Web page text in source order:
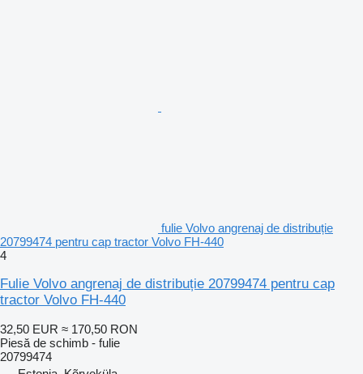
fulie Volvo angrenaj de distribuție
20799474 pentru cap tractor Volvo FH-440
4
Fulie Volvo angrenaj de distribuție 20799474 pentru cap
tractor Volvo FH-440
32,50 EUR ≈ 170,50 RON
Piesă de schimb - fulie
20799474